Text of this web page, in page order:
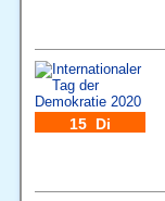
15 Di